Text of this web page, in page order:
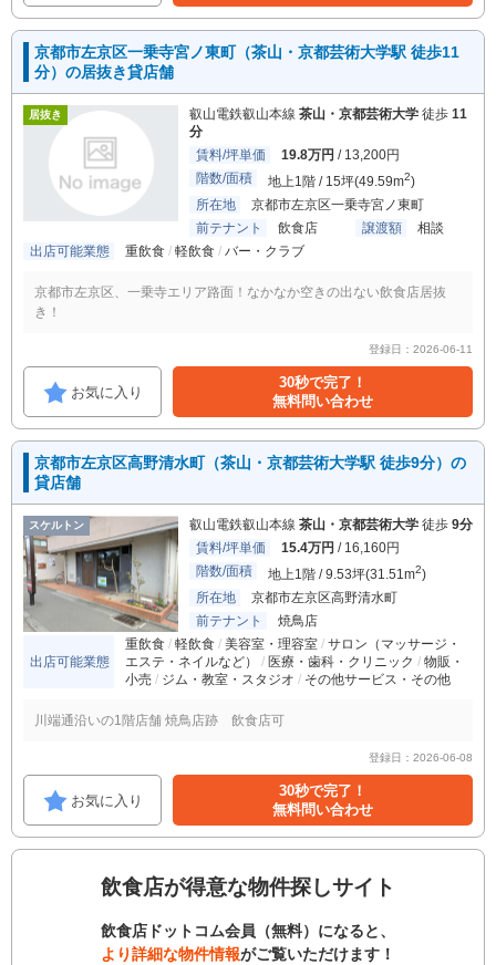
京都市左京区一乗寺宮ノ東町（茶山・京都芸術大学駅 徒歩11
分）の居抜き貸店舗
居抜き 叡山電鉄叡山本線 茶山・京都芸術大学 徒歩 11
分
賃料/坪単価
19.8万円 / 13,200円
階数/面積
地上1階 / 15坪(49.59m2)
所在地
京都市左京区一乗寺宮ノ東町
前テナント
飲食店 譲渡額
相談
出店可能業態
重飲食 軽飲食 バー・クラブ
京都市左京区、一乗寺エリア路面！なかなか空きの出ない飲食店居抜
き！
登録日：2026-06-11
お気に入り
30秒で完了！
無料問い合わせ
京都市左京区高野清水町（茶山・京都芸術大学駅 徒歩9分）の
貸店舗
スケルトン 叡山電鉄叡山本線 茶山・京都芸術大学 徒歩 9分
賃料/坪単価
15.4万円 / 16,160円
階数/面積
地上1階 / 9.53坪(31.51m2)
所在地
京都市左京区高野清水町
前テナント
焼鳥店
出店可能業態
重飲食 軽飲食 美容室・理容室
サロン（マッサージ・
エステ・ネイルなど）
医療・歯科・クリニック
物販・
小売
ジム・教室・スタジオ その他サービス・その他
川端通沿いの1階店舗 焼鳥店跡 飲食店可
登録日：2026-06-08
お気に入り
30秒で完了！
無料問い合わせ
飲食店が得意な物件探しサイト
飲食店ドットコム会員（無料）になると、
より詳細な物件情報がご覧いただけます！